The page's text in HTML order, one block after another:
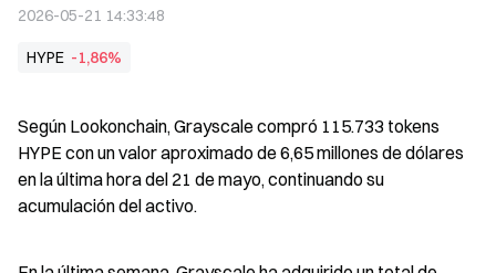
2026-05-21 14:33:48
HYPE -1,86%
Según Lookonchain, Grayscale compró 115.733 tokens
HYPE con un valor aproximado de 6,65 millones de dólares
en la última hora del 21 de mayo, continuando su
acumulación del activo.